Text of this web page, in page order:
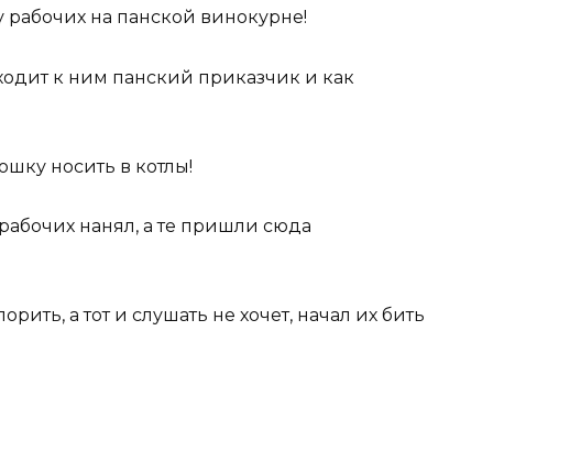
рабочих на панской винокурне!
к ним панский приказчик и как
носить в котлы!
нанял, а те пришли сюда
а тот и слушать не хочет, начал их бить